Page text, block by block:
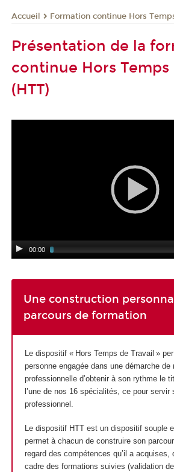
Accueil Formation continue Hors
Présentation de la
continue Hors Temps
(HTT)
00:00
Une construction
parcours de formation
Le dispositif « Hors Temps de Travail »
personne engagée dans une démarche de
professionnelle d’obtenir à son rythme le
l’une de nos 16 spécialités, ce pour servir
professionnel.
Le dispositif HTTest un dispositif souple
permet à chacun de construire son
regard des compétences qu’il a acquises,
cadre des formations suivies (validation